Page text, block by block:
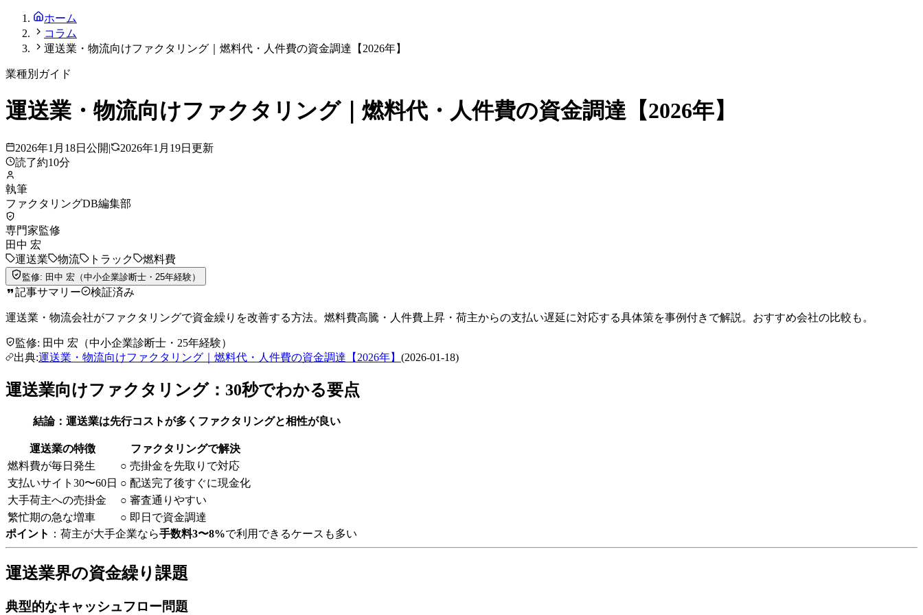
ホーム
コラム
運送業・物流向けファクタリング｜燃料代・人件費の資金調達【2026年】
業種別ガイド
運送業・物流向けファクタリング｜燃料代・人件費の資金調達【2026年】
2026年1月18日 公開| 2026年1月19日 更新
読了約10分
執筆
ファクタリングDB編集部
専門家監修
田中 宏
運送業
物流 トラック 燃料費
監修: 田中 宏 （中小企業診断士 ・25年経験）
記事サマリー 検証済み
運送業・物流会社がファクタリングで資金繰りを改善する方法。燃料費高騰・人件費上昇・荷主からの支払い遅延に対応する具体策を事例付きで解説。おすすめ会社の比較も。
監修: 田中 宏 （中小企業診断士 ・25年経験）
出典:運送業・物流向けファクタリング｜燃料代・人件費の資金調達【2026年】 (2026-01-18)
運送業向けファクタリング：30秒でわかる要点
結論：運送業は先行コストが多くファクタリングと相性が良い
運送業の特徴
ファクタリングで解決
燃料費が毎日発生
○ 売掛金を先取りで対応
支払いサイト30〜60日 ○ 配送完了後すぐに現金化
大手荷主への売掛金
○ 審査通りやすい
繁忙期の急な増車
○ 即日で資金調達
ポイント ：荷主が大手企業なら手数料3〜8%で利用できるケースも多い
運送業界の資金繰り課題
典型的なキャッシュフロー問題